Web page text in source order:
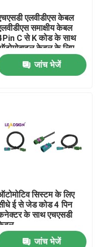
एलवीडीएस केबल
समाक्षीय केबल
C से K कोड के साथ
केबल के लिए
जांच भेजें
सिस्टम के लिए
ई से जेड कोड 4 पिन
के साथ एचएसडी
जांच भेजें